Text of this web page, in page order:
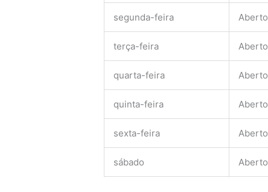
segunda-feira Aberto
terça-feira Aberto
quarta-feira Aberto
quinta-feira Aberto
sexta-feira Aberto
sábado Aberto